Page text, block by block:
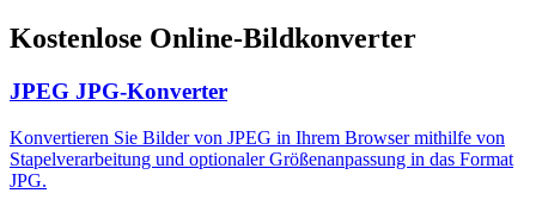
Kostenlose Online-Bildkonverter
JPEG JPG-Konverter
Konvertieren Sie Bilder von JPEG in Ihrem Browser mithilfe von
Stapelverarbeitung und optionaler Größenanpassung in das Format
JPG.